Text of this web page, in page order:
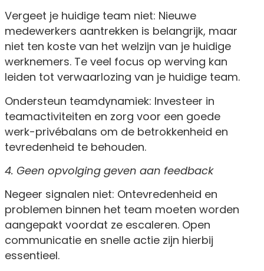
Vergeet je huidige team niet: Nieuwe
medewerkers aantrekken is belangrijk, maar
niet ten koste van het welzijn van je huidige
werknemers. Te veel focus op werving kan
leiden tot verwaarlozing van je huidige team.
Ondersteun teamdynamiek: Investeer in
teamactiviteiten en zorg voor een goede
werk-privébalans om de betrokkenheid en
tevredenheid te behouden.
4. Geen opvolging geven aan feedback
Negeer signalen niet: Ontevredenheid en
problemen binnen het team moeten worden
aangepakt voordat ze escaleren. Open
communicatie en snelle actie zijn hierbij
essentieel.